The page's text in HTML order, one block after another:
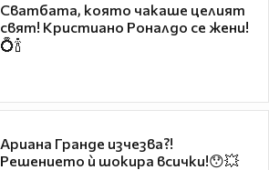
Сватбата, която чакаше целият
свят! Кристиано Роналдо се жени!
💍🍾
Ариана Гранде изчезва?!
Решението ѝ шокира всички!😯💥